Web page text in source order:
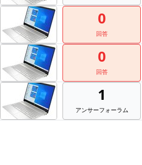
0
回答
0
回答
1
アンサーフォーラム